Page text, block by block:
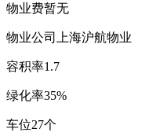
物业费暂无
物业公司 上海沪航物业
容积率1.7
绿化率35%
车位27个